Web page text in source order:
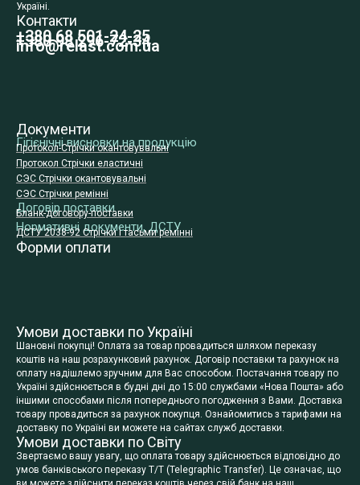
Україні.
Контакти
+380 68 501-24-25
+380 98 296-72-34
info@relast.com.ua
Документи
Гігієнічні висновки на продукцію
Протокол-Стрічки окантовувальні
Протокол Стрічки еластичні
СЭС Стрічки окантовувальні
СЭС Стрічки ремінні
Договір поставки
Бланк-договору-поставки
Нормативні документи, ДСТУ
ДСТУ 2038-92 Стрічки і тасьми ремінні
Форми оплати
Умови доставки по Україні
Шановні покупці! Оплата за товар провадиться шляхом переказу
коштів на наш розрахунковий рахунок. Договір поставки та рахунок на
оплату надішлемо зручним для Вас способом. Постачання товару по
Україні здійснюється в будні дні до 15:00 службами «Нова Пошта» або
іншими способами після попереднього погодження з Вами. Доставка
товару провадиться за рахунок покупця. Ознайомитись з тарифами на
доставку по Україні ви можете на сайтах служб доставки.
Умови доставки по Світу
Звертаємо вашу увагу, що оплата товару здійснюється відповідно до
умов банківського переказу T/T (Telegraphic Transfer). Це означає, що